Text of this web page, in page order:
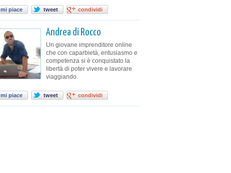
mi piace tweet condividi
Andrea di Rocco
Un giovane imprenditore online
che con caparbietà, entusiasmo e
competenza si è conquistato la
libertà di poter vivere e lavorare
viaggiando.
mi piace tweet condividi